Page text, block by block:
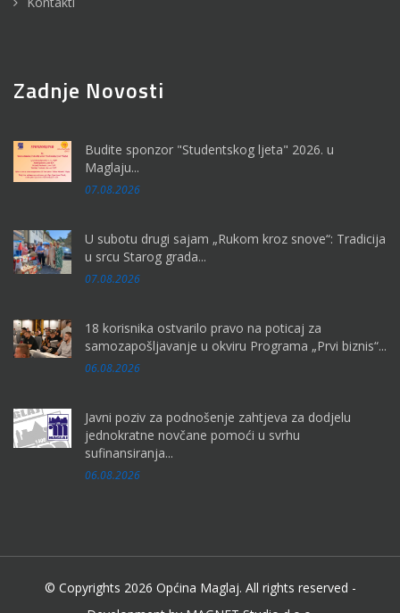
Zadnje Novosti
Budite sponzor "Studentskog ljeta" 2026. u
Maglaju...
07.08.2026
U subotu drugi sajam „Rukom kroz snove“: Tradicija
u srcu Starog grada...
07.08.2026
18 korisnika ostvarilo pravo na poticaj za
samozapošljavanje u okviru Programa „Prvi biznis“...
06.08.2026
Javni poziv za podnošenje zahtjeva za dodjelu
jednokratne novčane pomoći u svrhu
sufinansiranja...
06.08.2026
© Copyrights 2026 Općina Maglaj. All rights reserved -